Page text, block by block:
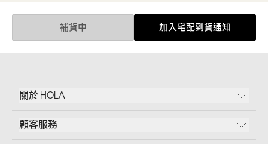
補貨中 加入宅配到貨通知
關於 HOLA
顧客服務